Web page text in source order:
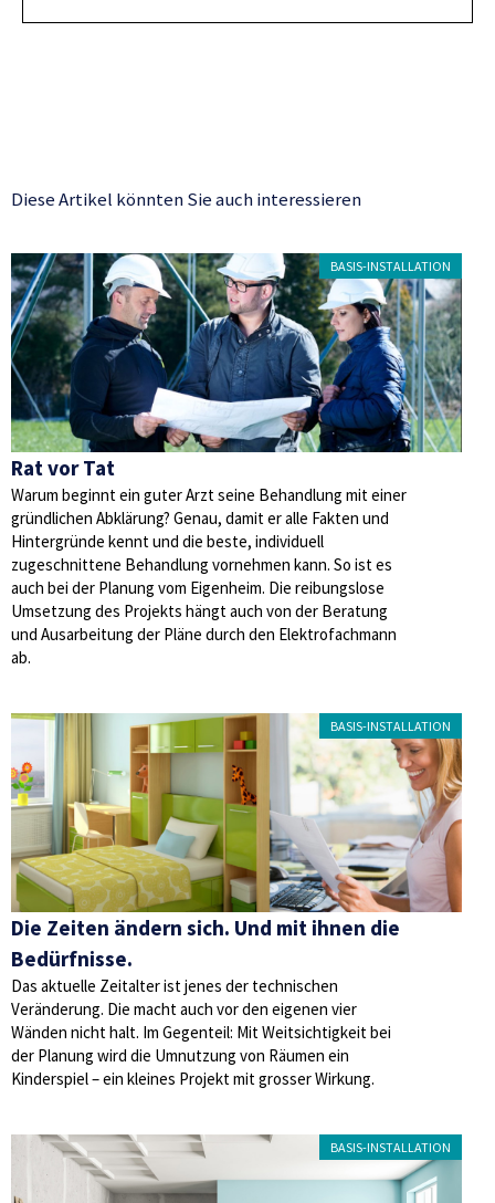
Diese Artikel könnten Sie auch interessieren
BASIS-INSTALLATION
Rat vor Tat
Warum beginnt ein guter Arzt seine Behandlung mit einer
gründlichen Abklärung? Genau, damit er alle Fakten und
Hintergründe kennt und die beste, individuell
zugeschnittene Behandlung vornehmen kann. So ist es
auch bei der Planung vom Eigenheim. Die reibungslose
Umsetzung des Projekts hängt auch von der Beratung
und Ausarbeitung der Pläne durch den Elektrofachmann
ab.
BASIS-INSTALLATION
Die Zeiten ändern sich. Und mit ihnen die
Bedürfnisse.
Das aktuelle Zeitalter ist jenes der technischen
Veränderung. Die macht auch vor den eigenen vier
Wänden nicht halt. Im Gegenteil: Mit Weitsichtigkeit bei
der Planung wird die Umnutzung von Räumen ein
Kinderspiel – ein kleines Projekt mit grosser Wirkung.
BASIS-INSTALLATION